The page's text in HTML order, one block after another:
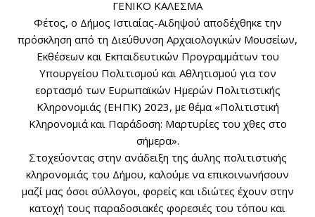
ΓΕΝΙΚΟ ΚΑΛΕΣΜΑ
Φέτος, ο Δήμος Ιστιαίας-Αιδηψού αποδέχθηκε την
πρόσκληση από τη Διεύθυνση Αρχαιολογικών Μουσείων,
Εκθέσεων και Εκπαιδευτικών Προγραμμάτων του
Υπουργείου Πολιτισμού και Αθλητισμού για τον
εορτασμό των Ευρωπαϊκών Ημερών Πολιτιστικής
Κληρονομιάς (ΕΗΠΚ) 2023, με θέμα «Πολιτιστική
Κληρονομιά και Παράδοση: Μαρτυρίες του χθες στο
σήμερα».
Στοχεύοντας στην ανάδειξη της άυλης πολιτιστικής
κληρονομιάς του Δήμου, καλούμε να επικοινωνήσουν
μαζί μας όσοι σύλλογοι, φορείς και ιδιώτες έχουν στην
κατοχή τους παραδοσιακές φορεσιές του τόπου και